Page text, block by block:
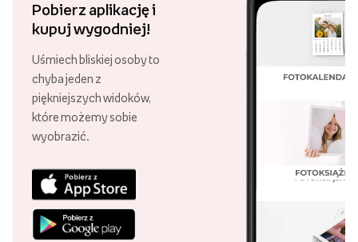
Pobierz aplikację i
kupuj wygodniej!
Uśmiech bliskiej osoby to
chyba jeden z
piękniejszych widoków,
które możemy sobie
wyobrazić.